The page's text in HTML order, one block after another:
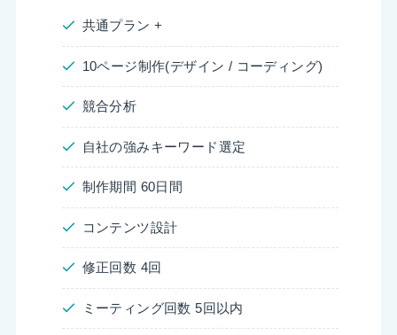
共通プラン +
10ページ制作(デザイン / コーディング)
競合分析
自社の強みキーワード選定
制作期間 60日間
コンテンツ設計
修正回数 4回
ミーティング回数 5回以内